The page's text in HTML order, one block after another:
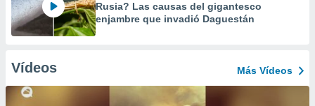
Rusia? Las causas del gigantesco
enjambre que invadió Daguestán
Vídeos Más Vídeos